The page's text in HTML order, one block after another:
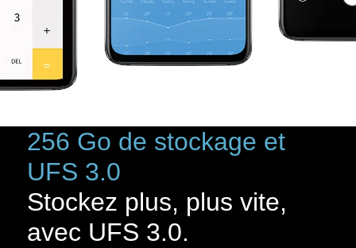
256 Go de stockage et
UFS 3.0
Stockez plus, plus vite,
avec UFS 3.0.